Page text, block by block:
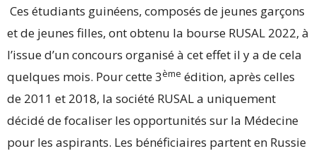
Ces étudiants guinéens, composés de jeunes garçons
et de jeunes filles, ont obtenu la bourse RUSAL 2022, à
l’issue d’un concours organisé à cet effet il y a de cela
quelques mois. Pour cette 3ème édition, après celles
de 2011 et 2018, la société RUSAL a uniquement
décidé de focaliser les opportunités sur la Médecine
pour les aspirants. Les bénéficiaires partent en Russie